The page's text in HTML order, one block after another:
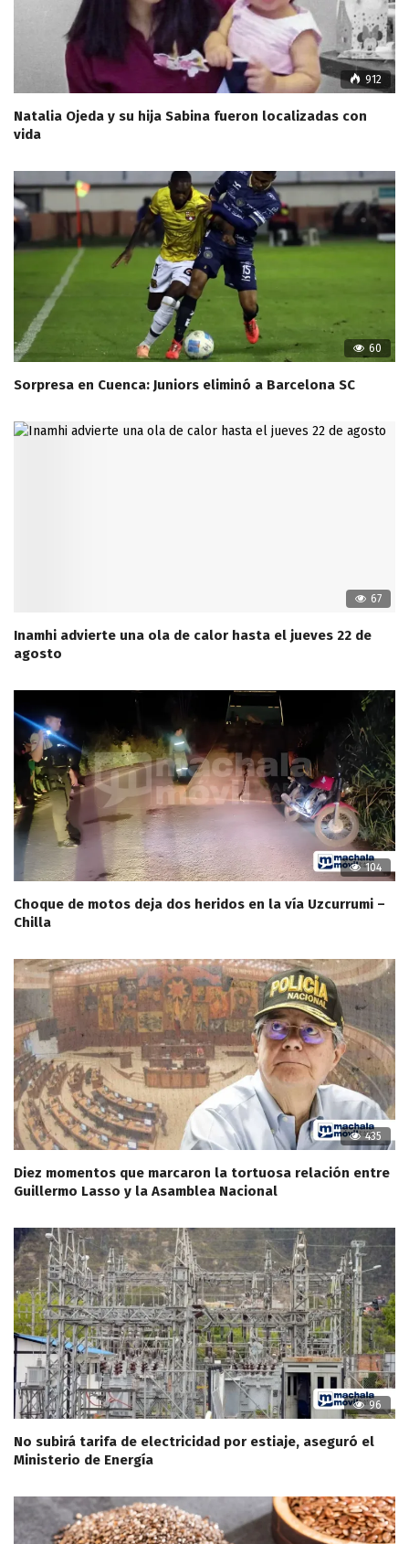
912
Natalia Ojeda y su hija Sabina fueron localizadas con
vida
60
Sorpresa en Cuenca: Juniors eliminó a Barcelona SC
67
Inamhi advierte una ola de calor hasta el jueves 22 de
agosto
104
Choque de motos deja dos heridos en la vía Uzcurrumi –
Chilla
435
Diez momentos que marcaron la tortuosa relación entre
Guillermo Lasso y la Asamblea Nacional
96
No subirá tarifa de electricidad por estiaje, aseguró el
Ministerio de Energía